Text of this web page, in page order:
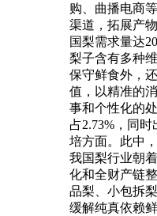
购、曲播电商
渠道，拓展产
国梨需求量达
梨子含有多种
保守鲜食外，
值，以精准的
事和个性化的
占2.73%，同
培方面。此中
我国梨行业朝
化和全财产链
品梨、小包拆
缓解纯真依赖